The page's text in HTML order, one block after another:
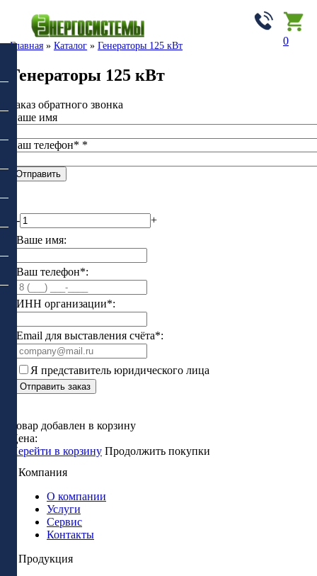
0
Главная » Каталог » Генераторы 125 кВт
Генераторы 125 кВт
Заказ обратного звонка
Ваше имя
Ваш телефон* *
-
+
Ваше имя:
Ваш телефон*:
ИНН организации*:
Email для выставления счёта*:
Я представитель юридического лица
Отправить заказ
Товар добавлен в корзину
Цена:
Перейти в корзину Продолжить покупки
Компания
О компании
Услуги
Сервис
Контакты
Продукция